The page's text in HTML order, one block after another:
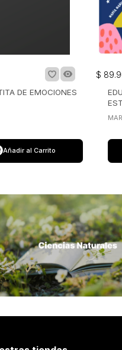
DE EMOCIONES
Añadir al Carrito
$ 89.